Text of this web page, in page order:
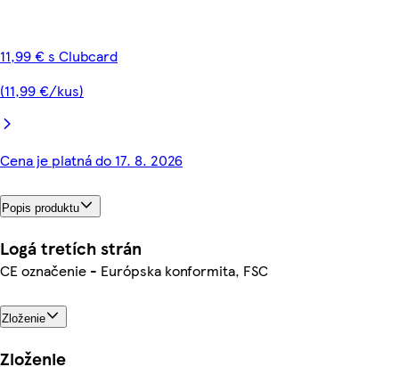
11,99 € s Clubcard
(11,99 €/kus)
Cena je platná do 17. 8. 2026
Popis produktu
Logá tretích strán
CE označenie - Európska konformita, FSC
Zloženie
Zloženie